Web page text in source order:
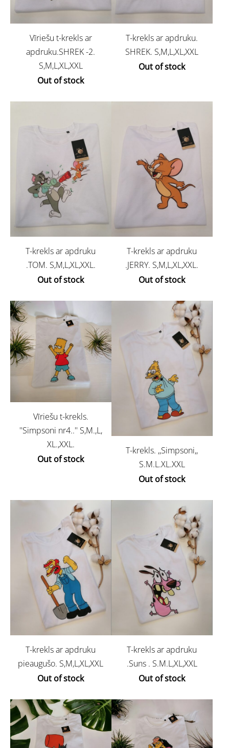
Vīriešu t-krekls ar
apdruku.SHREK -2.
S,M,L,XL,XXL
Out of stock
T-krekls ar apdruku.
SHREK. S,M,L,XL,XXL
Out of stock
T-krekls ar apdruku
.TOM. S,M,L,XL,XXL.
Out of stock
T-krekls ar apdruku
.JERRY. S,M,L,XL,XXL.
Out of stock
Vīriešu t-krekls.
''Simpsoni nr4..'' S,M.,L,
XL.,XXL.
Out of stock
T-krekls. ,,Simpsoni,,
S.M.L.XL.XXL
Out of stock
T-krekls ar apdruku
pieaugušo. S,M,L,XL,XXL
Out of stock
T-krekls ar apdruku
.Suns . S.M.L,XL,XXL
Out of stock